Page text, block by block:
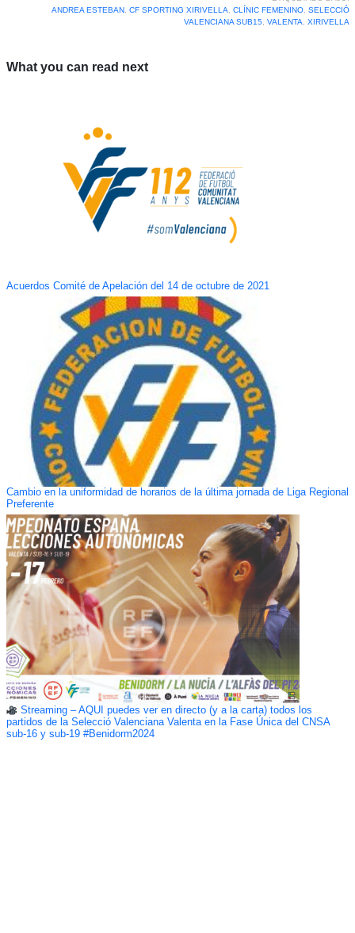
ANDREA ESTEBAN, CF SPORTING XIRIVELLA CLÍNIC FEMENINO, SELECCIÓ
VALENCIANA SUB15, VALENTA XIRIVELLA
What you can read next
Acuerdos Comité de Apelación del 14 de octubre de 2021
Cambio en la uniformidad de horarios de la última jornada de Liga Regional
Preferente
Streaming – AQUÍ puedes ver en directo (y a la carta) todos los
partidos de la Selecció Valenciana Valenta en la Fase Única del CNSA
sub-16 y sub-19 #Benidorm2024